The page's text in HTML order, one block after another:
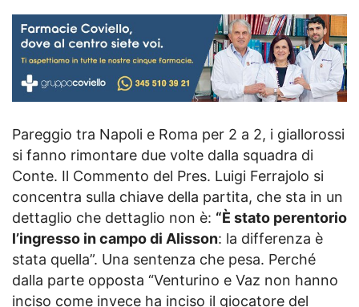
Pareggio tra Napoli e Roma per 2 a 2, i giallorossi
si fanno rimontare due volte dalla squadra di
Conte. Il Commento del Pres. Luigi Ferrajolo si
concentra sulla chiave della partita, che sta in un
dettaglio che dettaglio non è: “È stato perentorio
l’ingresso in campo di Alisson: la differenza è
stata quella”. Una sentenza che pesa. Perché
dalla parte opposta “Venturino e Vaz non hanno
inciso come invece ha inciso il giocatore del